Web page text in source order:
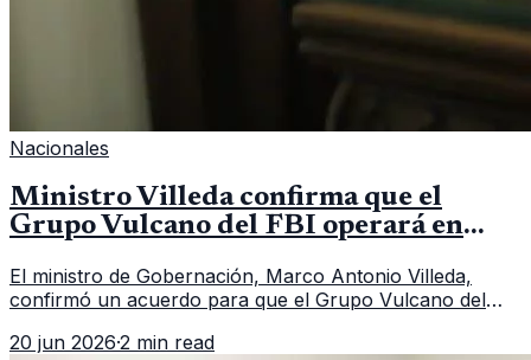
Nacionales
Ministro Villeda confirma que el
Grupo Vulcano del FBI operará en
El ministro de Gobernación, Marco Antonio Villeda,
confirmó un acuerdo para que el Grupo Vulcano del
fallido con la administración anterior del Ministerio
20 jun 2026·2 min read